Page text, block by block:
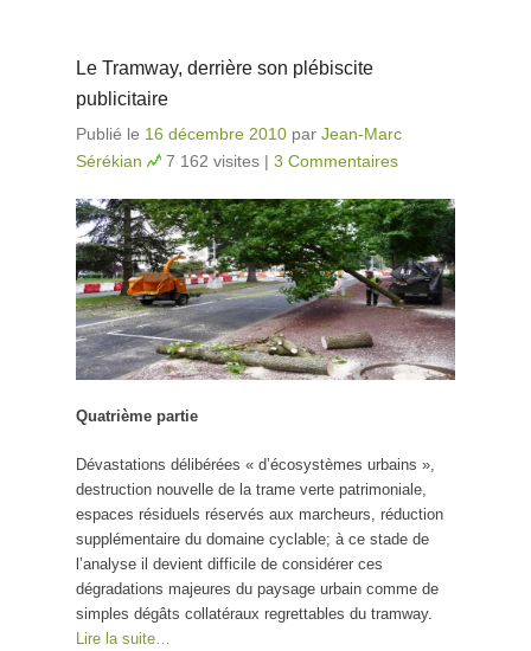
Le Tramway, derrière son plébiscite
publicitaire
Publié le 16 décembre 2010 par Jean-Marc
Sérékian
7 162 visites | 3 Commentaires
Quatrième partie
Dévastations délibérées « d’écosystèmes urbains »,
destruction nouvelle de la trame verte patrimoniale,
espaces résiduels réservés aux marcheurs, réduction
supplémentaire du domaine cyclable; à ce stade de
l’analyse il devient difficile de considérer ces
dégradations majeures du paysage urbain comme de
simples dégâts collatéraux regrettables du tramway.
Lire la suite…